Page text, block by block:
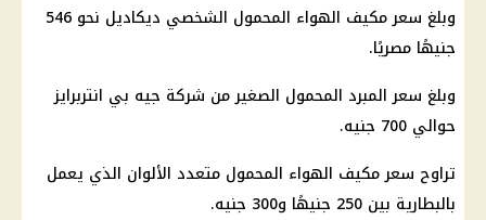
وبلغ سعر مكيف الهواء المحمول الشخصي ديكاديل نحو 546
جنيهًا مصريًا.
وبلغ سعر المبرد المحمول الصغير من شركة جيه بي انتربرايز
حوالي 700 جنيه.
تراوح سعر مكيف الهواء المحمول متعدد الألوان الذي يعمل
بالبطارية بين 250 جنيهًا و300 جنيه.